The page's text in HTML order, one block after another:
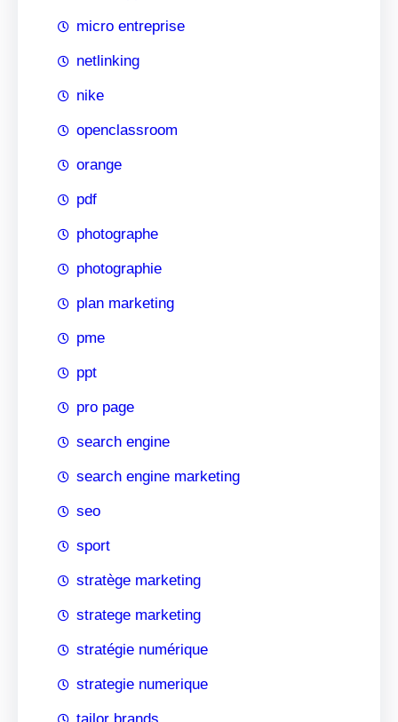
micro entreprise
netlinking
nike
openclassroom
orange
pdf
photographe
photographie
plan marketing
pme
ppt
pro page
search engine
search engine marketing
seo
sport
stratège marketing
stratege marketing
stratégie numérique
strategie numerique